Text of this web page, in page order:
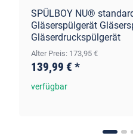
SPÜLBOY NU®
Gläserspülgerät
Gläserdruckspülgerät
Alter Preis: 173,95 €
139,99 € *
verfügbar